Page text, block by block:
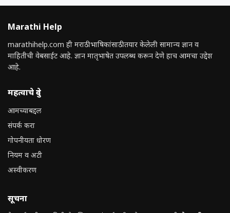
Marathi Help
marathihelp.com ही मराठी भाषिकांसाठी तयार केलेली सामान्य ज्ञान व
माहितीची वेबसाईट आहे. ज्ञान मातृभाषेत उपलब्ध करून देणे हाच आमचा उद्देश
आहे.
महत्वाचे दुवे
आमच्याबद्दल
संपर्क करा
गोपनीयता धोरण
नियम व अटी
अस्वीकरण
सूचना